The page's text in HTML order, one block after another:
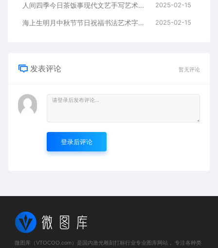
人间四季今日茶饭事现代文艺手写艺术字AI8.0格式激光打标文件通用矢量图 2025-02-15
海上生明月中秋节节日祝福书法艺术字AI8.0格式激光打标文件通用矢量图 2025-02-15
发表评论 暂无评论
登录后评论
微图库（VTOCOO.com）是国内激光雕刻打标行业专业图库网站， 专注各种类